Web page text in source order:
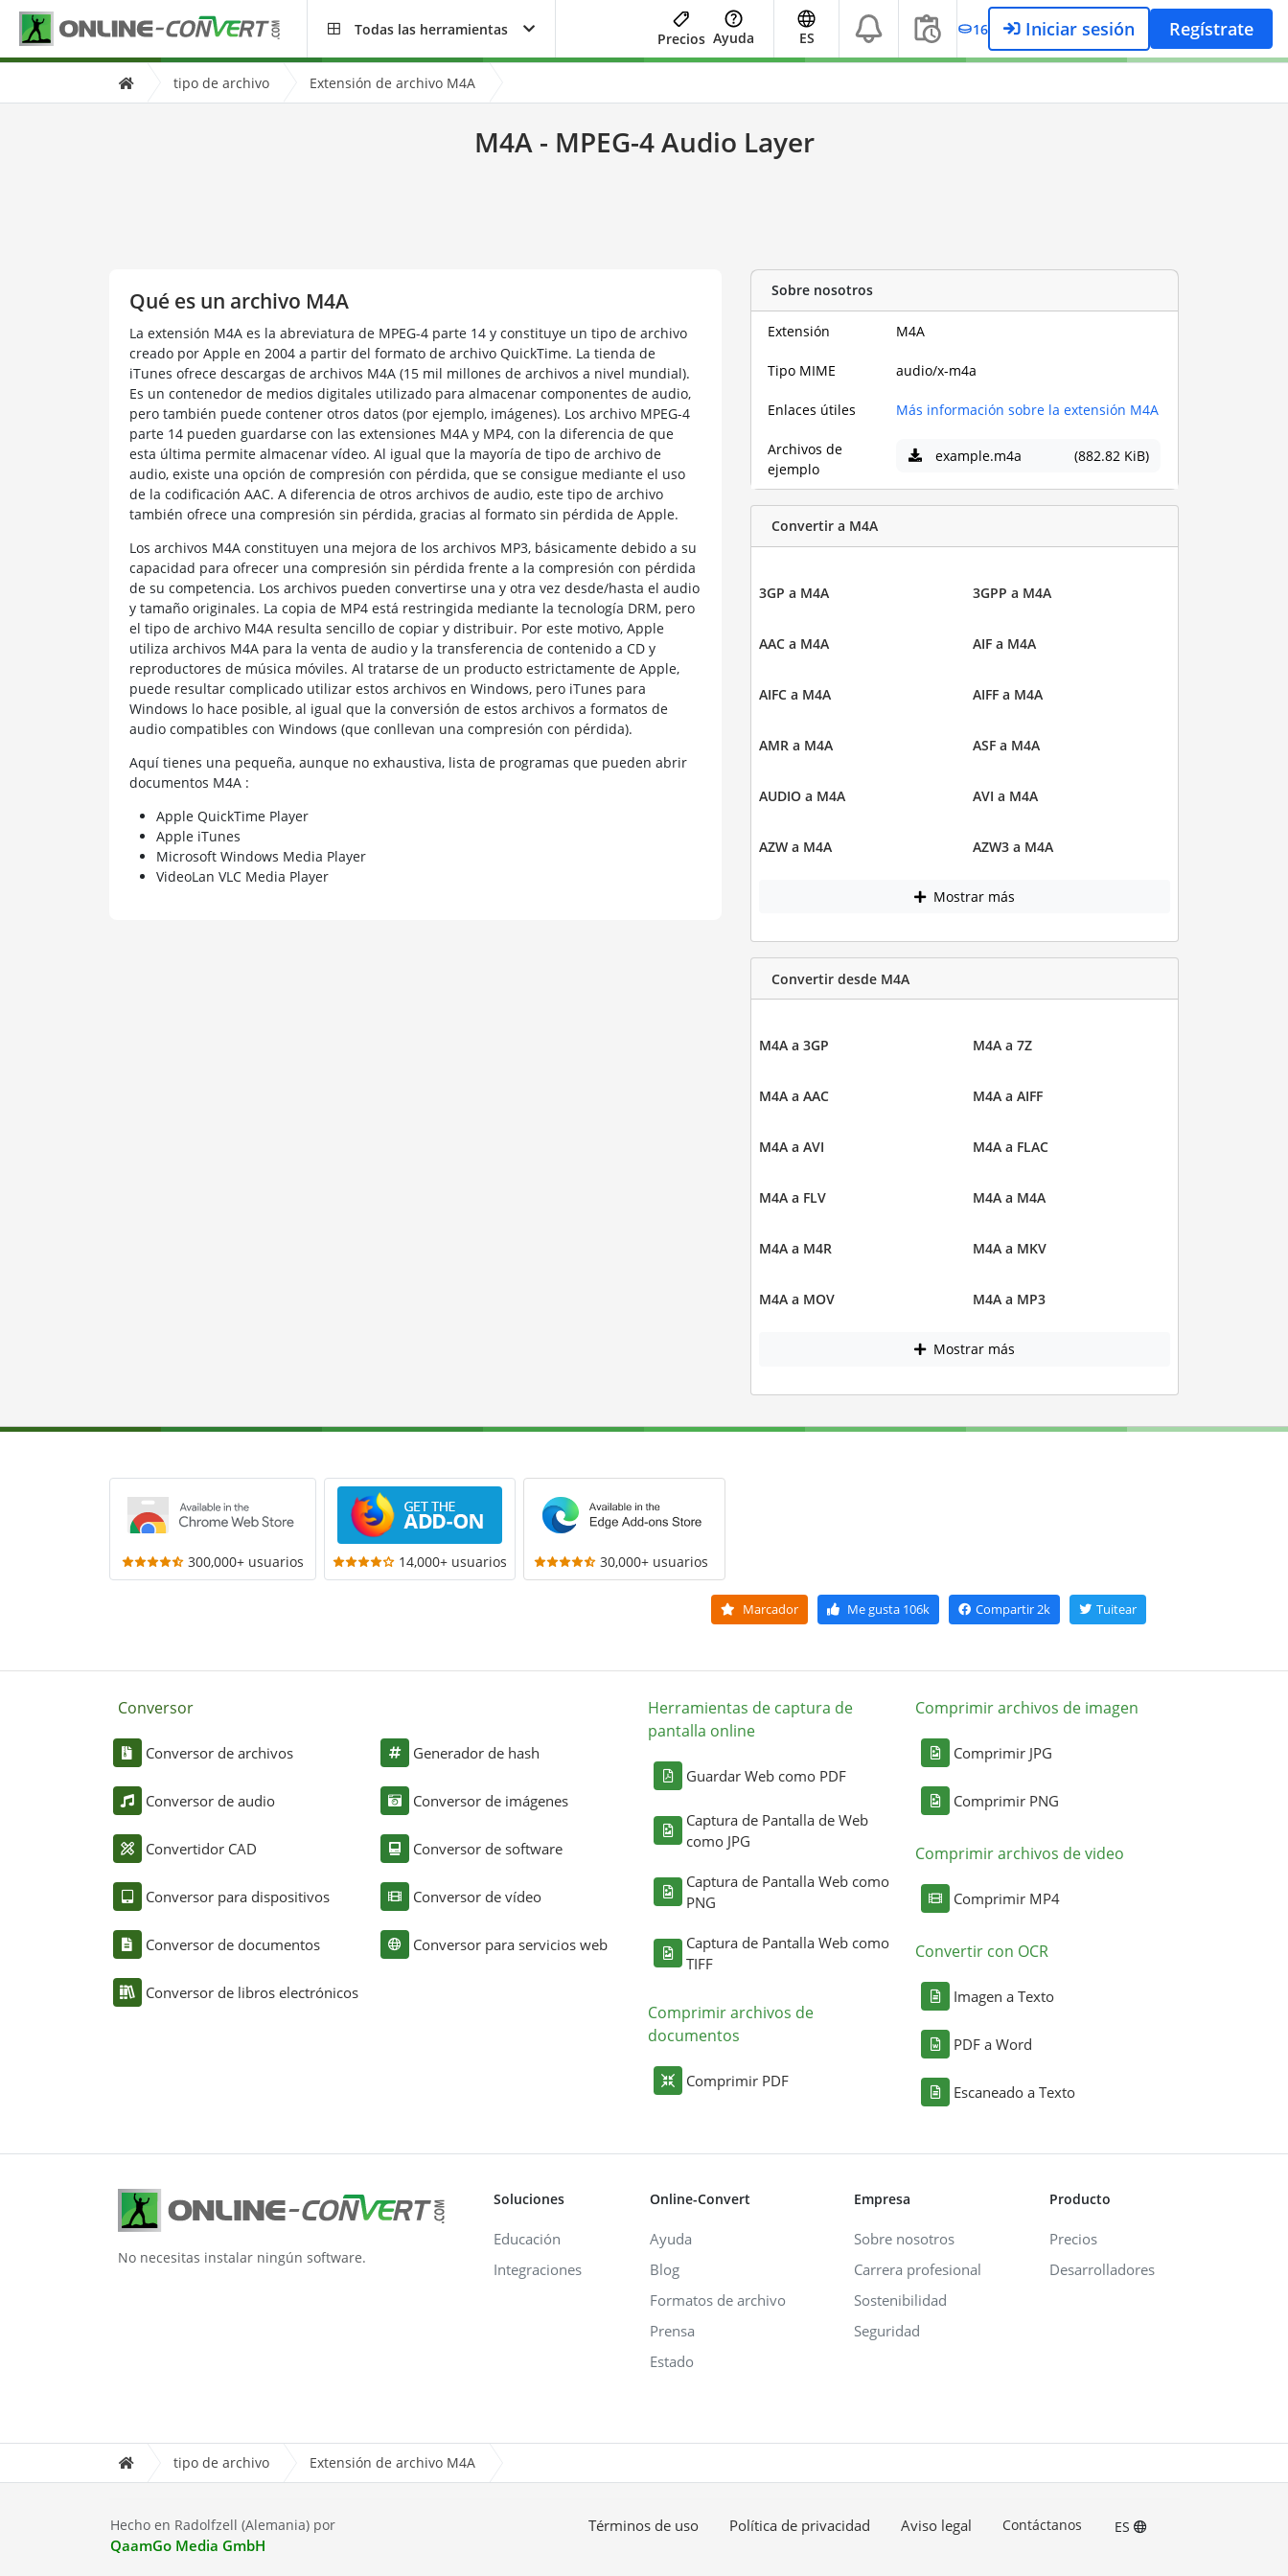
Todas las herramientas
Precios Ayuda ES 16 Iniciar sesión Regístrate
tipo de archivo Extensión de archivo M4A
M4A - MPEG-4 Audio Layer
Qué es un archivo M4A
La extensión M4A es la abreviatura de MPEG-4 parte 14 y constituye un tipo de archivo
creado por Apple en 2004 a partir del formato de archivo QuickTime. La tienda de
iTunes ofrece descargas de archivos M4A (15 mil millones de archivos a nivel mundial).
Es un contenedor de medios digitales utilizado para almacenar componentes de audio,
pero también puede contener otros datos (por ejemplo, imágenes). Los archivo MPEG-4
parte 14 pueden guardarse con las extensiones M4A y MP4, con la diferencia de que
esta última permite almacenar vídeo. Al igual que la mayoría de tipo de archivo de
audio, existe una opción de compresión con pérdida, que se consigue mediante el uso
de la codificación AAC. A diferencia de otros archivos de audio, este tipo de archivo
también ofrece una compresión sin pérdida, gracias al formato sin pérdida de Apple.
Los archivos M4A constituyen una mejora de los archivos MP3, básicamente debido a su
capacidad para ofrecer una compresión sin pérdida frente a la compresión con pérdida
de su competencia. Los archivos pueden convertirse una y otra vez desde/hasta el audio
y tamaño originales. La copia de MP4 está restringida mediante la tecnología DRM, pero
el tipo de archivo M4A resulta sencillo de copiar y distribuir. Por este motivo, Apple
utiliza archivos M4A para la venta de audio y la transferencia de contenido a CD y
reproductores de música móviles. Al tratarse de un producto estrictamente de Apple,
puede resultar complicado utilizar estos archivos en Windows, pero iTunes para
Windows lo hace posible, al igual que la conversión de estos archivos a formatos de
audio compatibles con Windows (que conllevan una compresión con pérdida).
Aquí tienes una pequeña, aunque no exhaustiva, lista de programas que pueden abrir
documentos M4A :
Apple QuickTime Player
Apple iTunes
Microsoft Windows Media Player
VideoLan VLC Media Player
Sobre nosotros
Extensión M4A
Tipo MIME audio/x-m4a
Enlaces útiles Más información sobre la extensión M4A
Archivos de
ejemplo
example.m4a (882.82 KiB)
Convertir a M4A
3GP a M4A 3GPP a M4A
AAC a M4A AIF a M4A
AIFC a M4A AIFF a M4A
AMR a M4A ASF a M4A
AUDIO a M4A AVI a M4A
AZW a M4A AZW3 a M4A
Mostrar más
Convertir desde M4A
M4A a 3GP M4A a 7Z
M4A a AAC M4A a AIFF
M4A a AVI M4A a FLAC
M4A a FLV M4A a M4A
M4A a M4R M4A a MKV
M4A a MOV M4A a MP3
Mostrar más
300,000+ usuarios 14,000+ usuarios 30,000+ usuarios
Marcador Me gusta106k Compartir 2k Tuitear
Conversor
Conversor de archivos
Conversor de audio
Convertidor CAD
Conversor para dispositivos
Conversor de documentos
Conversor de libros electrónicos
Generador de hash
Conversor de imágenes
Conversor de software
Conversor de vídeo
Conversor para servicios web
Herramientas de captura de
pantalla online
Guardar Web como PDF
Captura de Pantalla de Web
como JPG
Captura de Pantalla Web como
PNG
Captura de Pantalla Web como
TIFF
Comprimir archivos de
documentos
Comprimir PDF
Comprimir archivos de imagen
Comprimir JPG
Comprimir PNG
Comprimir archivos de video
Comprimir MP4
Convertir con OCR
Imagen a Texto
PDF a Word
Escaneado a Texto
No necesitas instalar ningún software.
Soluciones
Educación
Integraciones
Online-Convert
Ayuda
Blog
Formatos de archivo
Prensa
Estado
Empresa
Sobre nosotros
Carrera profesional
Sostenibilidad
Seguridad
Producto
Precios
Desarrolladores
tipo de archivo Extensión de archivo M4A
Hecho en Radolfzell (Alemania) por
QaamGo Media GmbH
Términos de uso Política de privacidad Aviso legal Contáctanos ES